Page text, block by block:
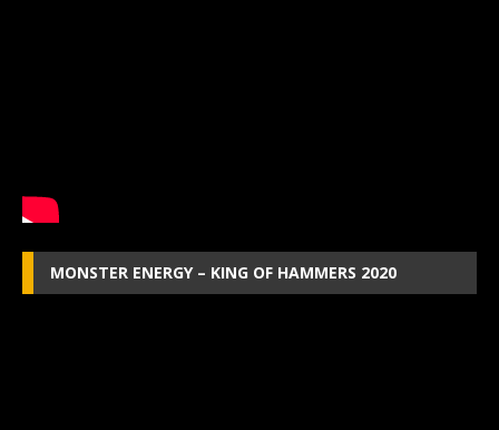
MONSTER ENERGY – KING OF HAMMERS 2020